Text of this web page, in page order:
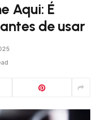
Aqui: É
de usar